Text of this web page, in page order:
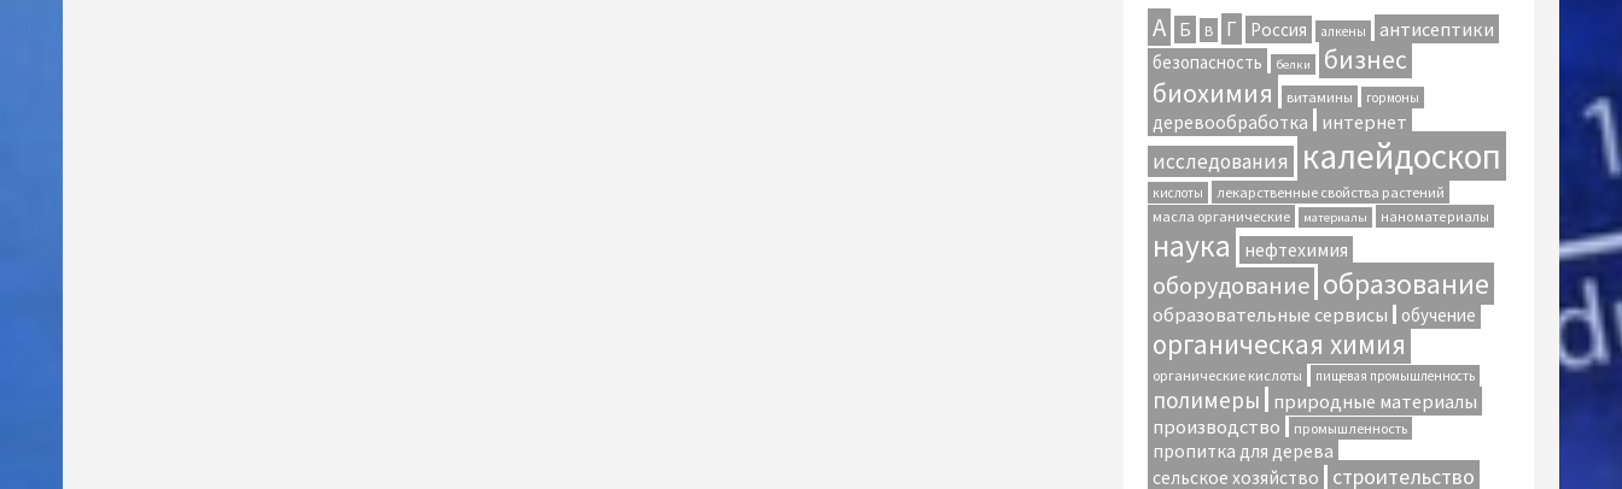
А Б В Г Россия алкены антисептики
безопасность белки бизнес
биохимия витамины гормоны
деревообработка интернет
исследования калейдоскоп
кислоты
лекарственные свойства растений
масла органические
материалы наноматериалы
наука нефтехимия
оборудование образование
образовательные сервисы обучение
органическая химия
органические кислоты пищевая промышленность
полимеры
природные материалы
производство
промышленность
пропитка для дерева
сельское хозяйство
строительство